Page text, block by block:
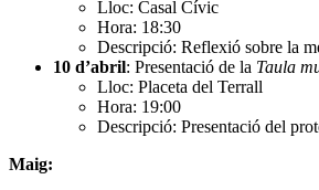
Lloc: Casal Cívic
Hora: 18:30
Descripció: Reflexió sobre la
10 d’abril: Presentació de la Taula
Lloc: Placeta del Terrall
Hora: 19:00
Descripció: Presentació del
Maig: